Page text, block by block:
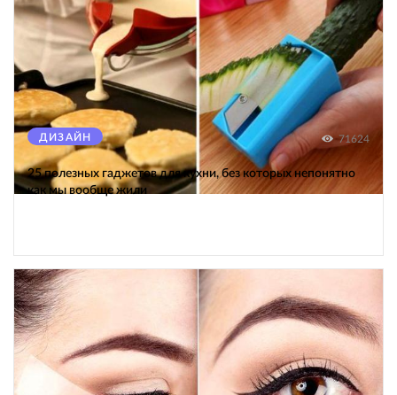
ДИЗАЙН 71624
25 полезных гаджетов для кухни, без которых непонятно
как мы вообще жили